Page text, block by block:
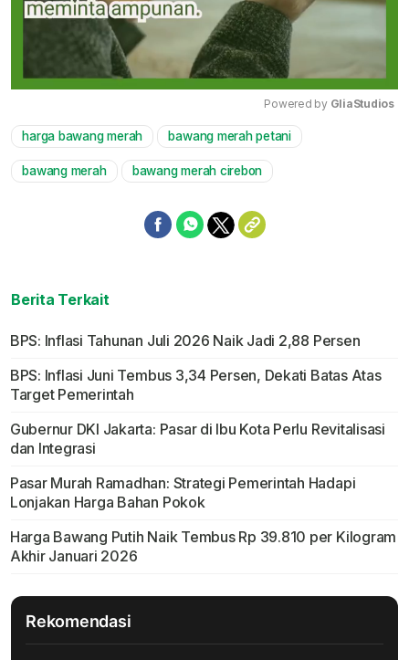
Powered by GliaStudios
harga bawang merah bawang merah petani
bawang merah bawang merah cirebon
Berita Terkait
BPS: Inflasi Tahunan Juli 2026 Naik Jadi 2,88 Persen
BPS: Inflasi Juni Tembus 3,34 Persen, Dekati Batas Atas
Target Pemerintah
Gubernur DKI Jakarta: Pasar di Ibu Kota Perlu Revitalisasi
dan Integrasi
Pasar Murah Ramadhan: Strategi Pemerintah Hadapi
Lonjakan Harga Bahan Pokok
Harga Bawang Putih Naik Tembus Rp 39.810 per Kilogram
Akhir Januari 2026
Rekomendasi